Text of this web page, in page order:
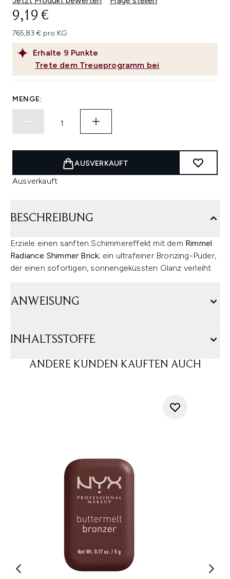
Erhalte 9 Punkte
Trete dem Treueprogramm bei
9,19 €
765,83 € pro KG
MENGE:
AUSVERKAUFT
Ausverkauft
BESCHREIBUNG
Erziele einen sanften Schimmereffekt mit dem Rimmel
Radiance Shimmer Brick; ein ultrafeiner Bronzing-Puder,
der einen sofortigen, sonnengeküssten Glanz verleiht
ANWEISUNG
INHALTSSTOFFE
ANDERE KUNDEN KAUFTEN AUCH